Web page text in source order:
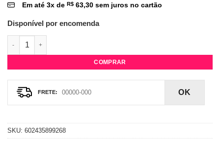
Em até 3x de R$ 63,30 sem juros no cartão
Disponível por encomenda
CD + DVD The Rolling Stones - A Bigger Bang Live On
COMPRAR
OK
SKU: 602435899268